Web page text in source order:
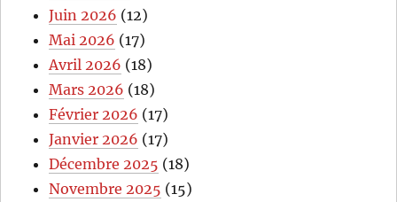
Juin 2026 (12)
Mai 2026 (17)
Avril 2026 (18)
Mars 2026 (18)
Février 2026 (17)
Janvier 2026 (17)
Décembre 2025 (18)
Novembre 2025 (15)